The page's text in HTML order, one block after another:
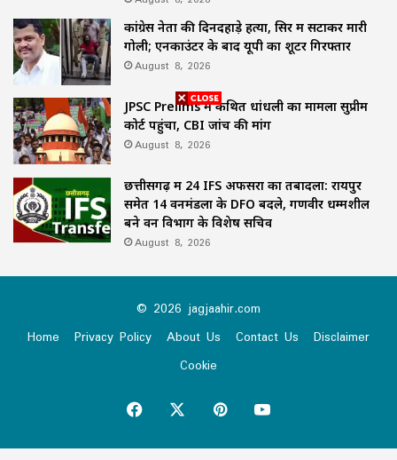
कांग्रेस नेता की दिनदहाड़े हत्या, सिर में सटाकर मारी
गोली; एनकाउंटर के बाद यूपी का शूटर गिरफ्तार
August 8, 2026
JPSC Prelims में कथित धांधली का मामला सुप्रीम
कोर्ट पहुंचा, CBI जांच की मांग
August 8, 2026
छत्तीसगढ़ में 24 IFS अफसरों का तबादला: रायपुर
समेत 14 वनमंडलों के DFO बदले, गणवीर धम्मशील
बने वन विभाग के विशेष सचिव
August 8, 2026
© 2026 jagjaahir.com
Home
Privacy Policy About Us Contact Us
Disclaimer
Cookie
Facebook PinterestYouTube